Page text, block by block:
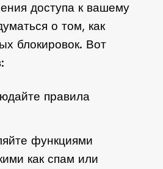
доступа к вашему
о том, как
блокировок. Вот
правила
функциями
как спам или